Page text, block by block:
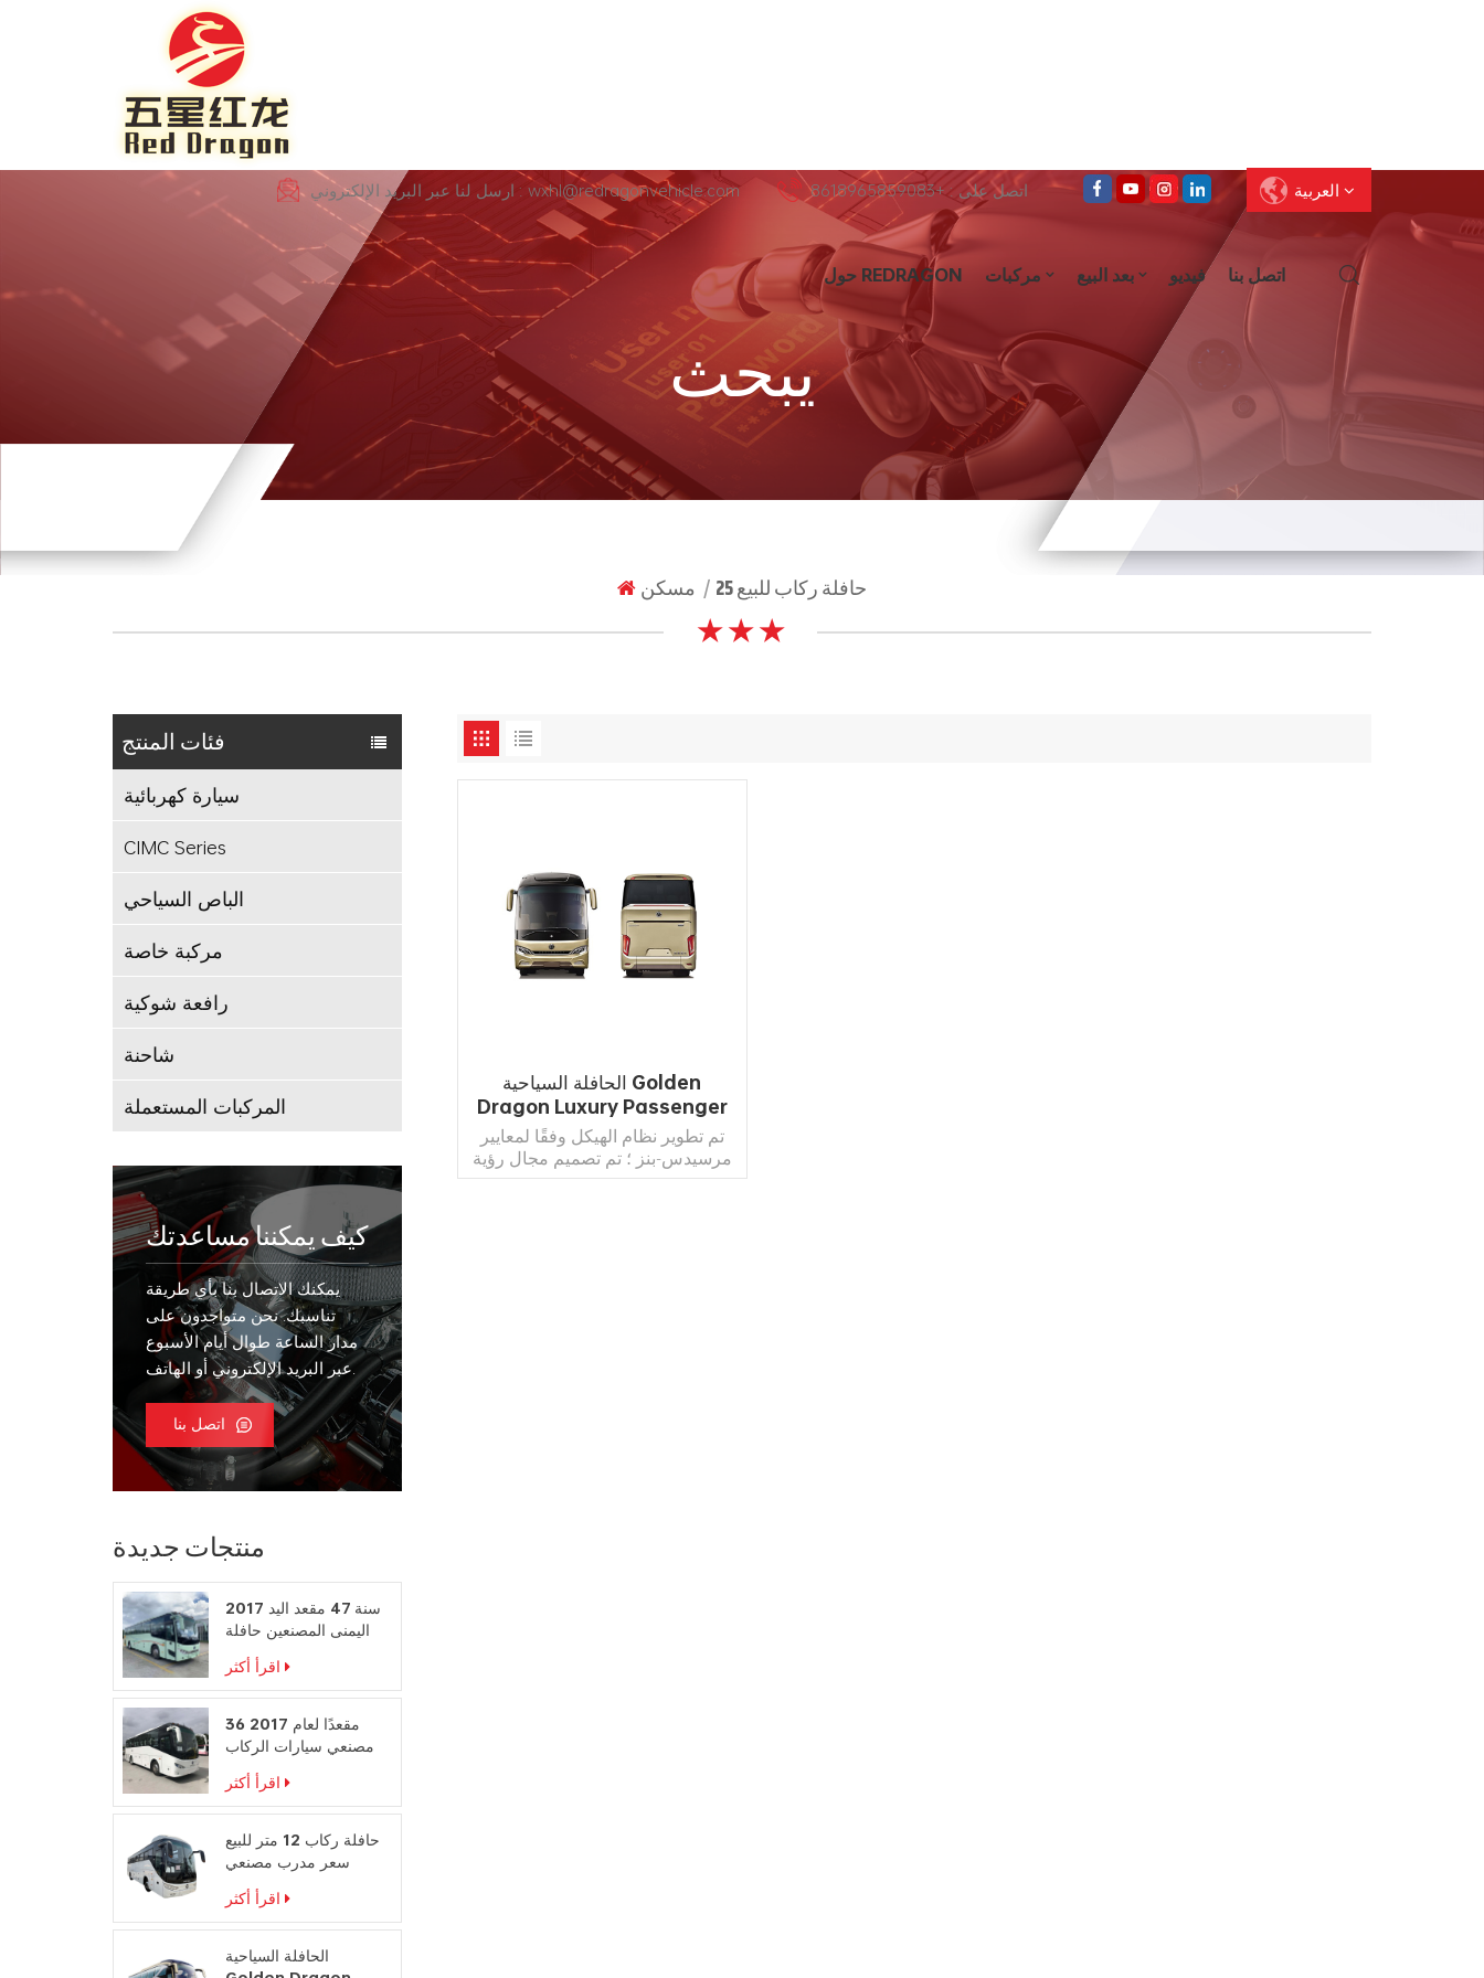
ارسل لنا عبر البريد الإلكتروني : wxhl@redragonvehicle.com اتصل على : +8618965859083 العربية
English
Français
Deutsch
Pусский
Español
العربية
حول REDRAGON مركبات بعد البيع فيديو اتصل بنا
يبحث
مسكن | 25 حافلة ركاب للبيع
★ ★ ★
فئات المنتج
سيارة كهربائية
CIMC Series
الباص السياحي
مركبة خاصة
رافعة شوكية
شاحنة
المركبات المستعملة
كيف يمكننا مساعدتك
يمكنك الاتصال بنا بأي طريقة
تناسبك. نحن متواجدون على
مدار الساعة طوال أيام الأسبوع
عبر البريد الإلكتروني أو الهاتف.
اتصل بنا
منتجات جديدة
2017 سنة 47 مقعد اليد
اليمنى المصنعين حافلة
محرك الديزل
اقرأ أكثر
36 مقعدًا لعام 2017
مصنعي سيارات الركاب
على المقود الأيمن
اقرأ أكثر
حافلة ركاب 12 متر للبيع
سعر مدرب مصنعي
حافلات السفر
اقرأ أكثر
الحافلة السياحية
الحافلة السياحية Golden
Dragon Luxury Passenger
Manufacturers
تم تطوير نظام الهيكل وفقًا لمعايير
مرسيدس-بنز ؛ تم تصميم مجال رؤية
السائق وفقًا للمعايير الإسرائيلية